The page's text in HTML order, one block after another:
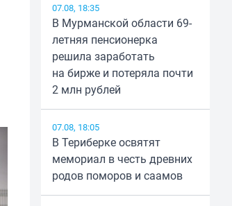
07.08, 18:35
В Мурманской области 69-
летняя пенсионерка
решила заработать
на бирже и потеряла почти
2 млн рублей
07.08, 18:05
В Териберке освятят
мемориал в честь древних
родов поморов и саамов